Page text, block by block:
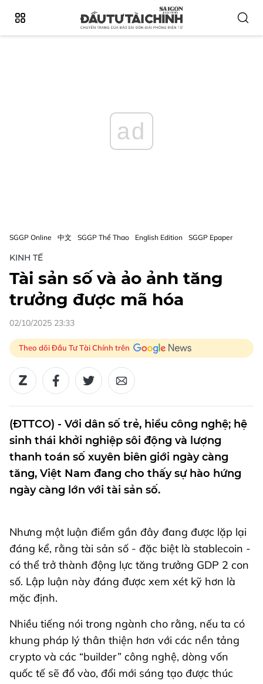
ad
SGGP Online 中文 SGGP Thể Thao English Edition SGGP Epaper
KINH TẾ
Tài sản số và ảo ảnh tăng
trưởng được mã hóa
02/10/2025 23:33
Theo dõi Đầu Tư Tài Chính trên
(ĐTTCO) - Với dân số trẻ, hiểu công nghệ; hệ
sinh thái khởi nghiệp sôi động và lượng
thanh toán số xuyên biên giới ngày càng
tăng, Việt Nam đang cho thấy sự hào hứng
ngày càng lớn với tài sản số.
Nhưng một luận điểm gần đây đang được lặp lại
đáng kể, rằng tài sản số - đặc biệt là stablecoin -
có thể trở thành động lực tăng trưởng GDP 2 con
số. Lập luận này đáng được xem xét kỹ hơn là
mặc định.
Nhiều tiếng nói trong ngành cho rằng, nếu ta có
khung pháp lý thân thiện hơn với các nền tảng
crypto và các “builder” công nghệ, dòng vốn
quốc tế sẽ đổ vào, đổi mới sáng tạo được thúc